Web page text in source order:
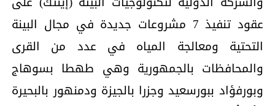
عقود تنفيذ 7 مشروعات جديدة في مجال البينة
التحتية ومعالجة المياه في عدد من القرى
والمحافظات بالجمهورية وهي طهطا بسوهاج
وبورفؤاد ببورسعيد وجزرا بالجيزة ودمنهور بالبحيرة